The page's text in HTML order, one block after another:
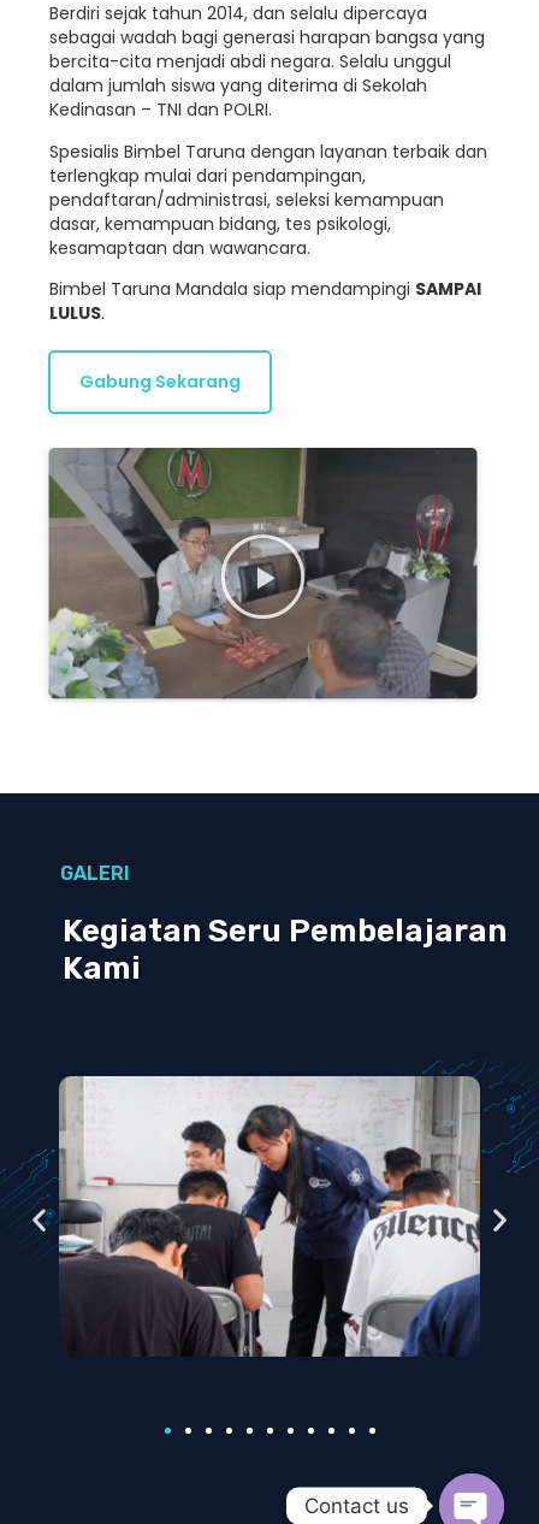
Berdiri sejak tahun 2014, dan selalu dipercaya
sebagai wadah bagi generasi harapan bangsa yang
bercita-cita menjadi abdi negara. Selalu unggul
dalam jumlah siswa yang diterima di Sekolah
Kedinasan – TNI dan POLRI.
Spesialis Bimbel Taruna dengan layanan terbaik dan
terlengkap mulai dari pendampingan,
pendaftaran/administrasi, seleksi kemampuan
dasar, kemampuan bidang, tes psikologi,
kesamaptaan dan wawancara.
Bimbel Taruna Mandala siap mendampingi SAMPAI
LULUS.
Gabung Sekarang
GALERI
Kegiatan Seru Pembelajaran
Kami